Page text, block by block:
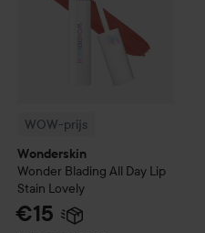
WOW-prijs
Wonderskin
Wonder Blading All Day Lip
Stain Lovely
€15